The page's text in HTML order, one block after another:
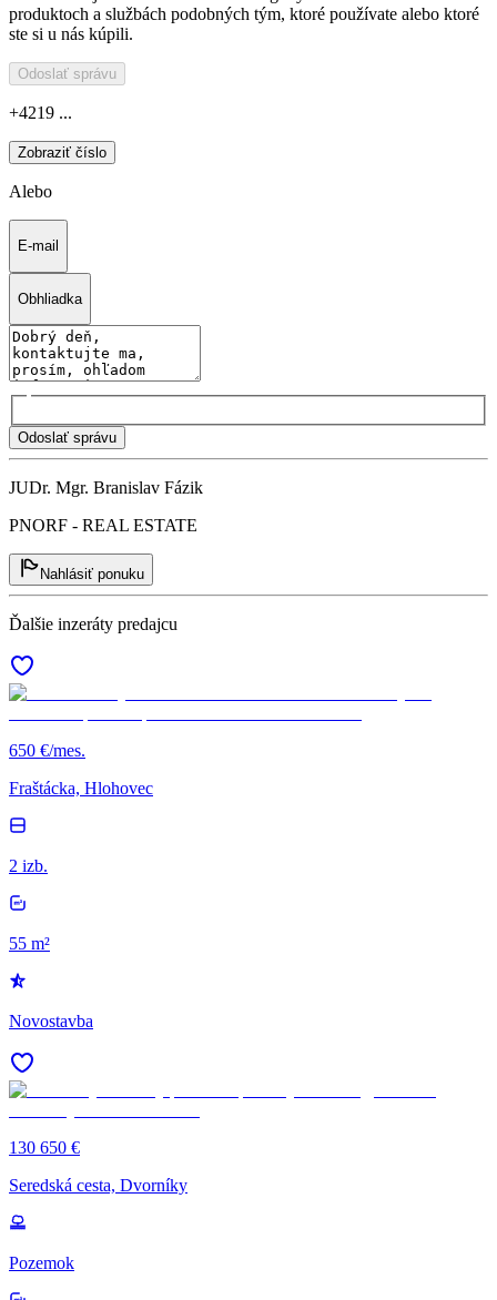
produktoch a službách podobných tým, ktoré používate alebo ktoré
ste si u nás kúpili.
Odoslať správu
+4219 ...
Zobraziť číslo
Alebo
E-mail
Obhliadka
Odoslať správu
JUDr. Mgr. Branislav Fázik
PNORF - REAL ESTATE
Nahlásiť ponuku
Ďalšie inzeráty predajcu
650 €/mes.
Fraštácka, Hlohovec
2 izb.
55 m²
Novostavba
130 650 €
Seredská cesta, Dvorníky
Pozemok